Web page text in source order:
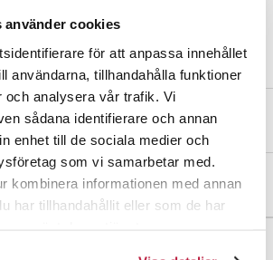
använder cookies
för att anpassa innehållet
användarna, tillhandahålla funktioner
och analysera vår trafik. Vi
sådana identifierare och annan
enhet till de sociala medier och
som vi samarbetar med.
kombinera informationen med annan
har tillhandahållit eller som de har
skruv och täckplugg för att dölja skruvhål.
& övriga dokument